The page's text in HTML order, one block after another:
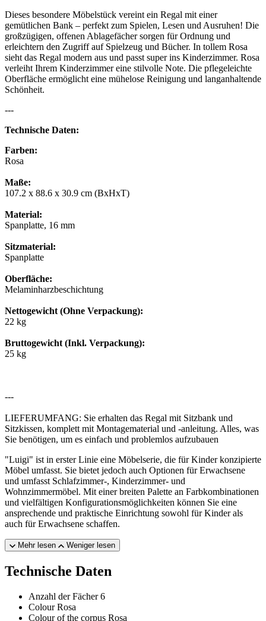
Dieses besondere Möbelstück vereint ein Regal mit einer
gemütlichen Bank – perfekt zum Spielen, Lesen und Ausruhen! Die
großzügigen, offenen Ablagefächer sorgen für Ordnung und
erleichtern den Zugriff auf Spielzeug und Bücher. In tollem Rosa
sieht das Regal modern aus und passt super ins Kinderzimmer. Rosa
verleiht Ihrem Kinderzimmer eine stilvolle Note. Die pflegeleichte
Oberfläche ermöglicht eine mühelose Reinigung und langanhaltende
Schönheit.
---
Technische Daten:
Farben:
Rosa
Maße:
107.2 x 88.6 x 30.9 cm (BxHxT)
Material:
Spanplatte, 16 mm
Sitzmaterial:
Spanplatte
Oberfläche:
Melaminharzbeschichtung
Nettogewicht (Ohne Verpackung):
22 kg
Bruttogewicht (Inkl. Verpackung):
25 kg
---
LIEFERUMFANG: Sie erhalten das Regal mit Sitzbank und
Sitzkissen, komplett mit Montagematerial und -anleitung. Alles, was
Sie benötigen, um es einfach und problemlos aufzubauen
"Luigi" ist in erster Linie eine Möbelserie, die für Kinder konzipierte
Möbel umfasst. Sie bietet jedoch auch Optionen für Erwachsene
und umfasst Schlafzimmer-, Kinderzimmer- und
Wohnzimmermöbel. Mit einer breiten Palette an Farbkombinationen
und vielfältigen Konfigurationsmöglichkeiten können Sie eine
ansprechende und praktische Einrichtung sowohl für Kinder als
auch für Erwachsene schaffen.
Mehr lesen Weniger lesen
Technische Daten
Anzahl der Fächer 6
Colour Rosa
Colour of the corpus Rosa